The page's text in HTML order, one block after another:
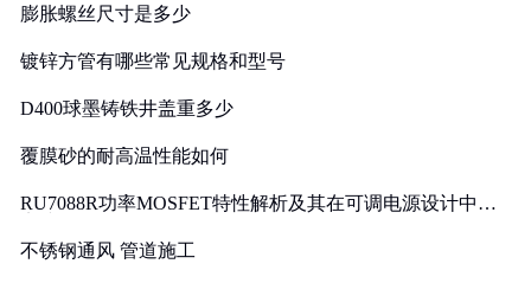
膨胀螺丝尺寸是多少
镀锌方管有哪些常见规格和型号
D400球墨铸铁井盖重多少
覆膜砂的耐高温性能如何
RU7088R功率MOSFET特性解析及其在可调电源设计中的
不锈钢通风 管道施工